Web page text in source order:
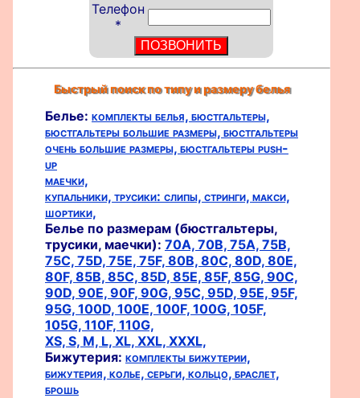
Телефон
*
Быстрый поиск по типу и размеру белья
Белье: комплекты белья, бюстгальтеры,
бюстгальтеры большие размеры, бюстгальтеры
очень большие размеры, бюстгальтеры push-
up
маечки,
купальники, трусики: слипы, стринги, макси,
шортики,
Белье по размерам (бюстгальтеры,
трусики, маечки): 70A, 70B, 75A, 75B,
75C, 75D, 75E, 75F, 80B, 80C, 80D, 80E,
80F, 85B, 85C, 85D, 85E, 85F, 85G, 90C,
90D, 90E, 90F, 90G, 95C, 95D, 95E, 95F,
95G, 100D, 100E, 100F, 100G, 105F,
105G, 110F, 110G,
XS, S, M, L, XL, XXL, XXXL,
Бижутерия: комплекты бижутерии,
бижутерия, колье, серьги, кольцо, браслет,
брошь